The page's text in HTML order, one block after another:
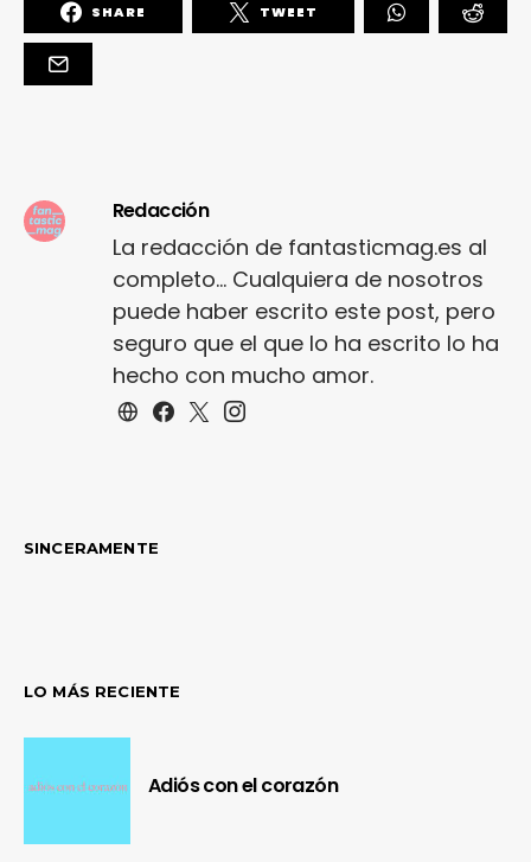
SHARE TWEET
Redacción
La redacción de fantasticmag.es al
completo... Cualquiera de nosotros
puede haber escrito este post, pero
seguro que el que lo ha escrito lo ha
hecho con mucho amor.
SINCERAMENTE
LO MÁS RECIENTE
Adiós con el corazón